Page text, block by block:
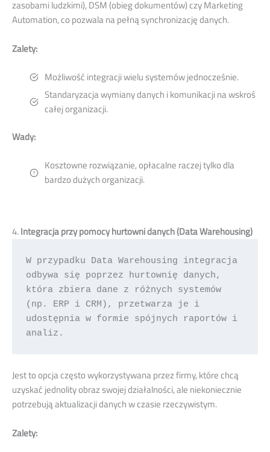
zasobami ludzkimi), DSM (obieg dokumentów) czy Marketing
Automation, co pozwala na pełną synchronizację danych.
Zalety:
Możliwość integracji wielu systemów jednocześnie.
Standaryzacja wymiany danych i komunikacji na wskroś
całej organizacji.
Wady:
Kosztowne rozwiązanie, opłacalne raczej tylko dla
bardzo dużych organizacji.
4.Integracja przy pomocy hurtowni danych (Data Warehousing)
W przypadku Data Warehousing integracja
odbywa się poprzez hurtownię danych,
która zbiera dane z różnych systemów
(np. ERP i CRM), przetwarza je i
udostępnia w formie spójnych raportów i
analiz.
Jest to opcja często wykorzystywana przez firmy, które chcą
uzyskać jednolity obraz swojej działalności, ale niekoniecznie
potrzebują aktualizacji danych w czasie rzeczywistym.
Zalety: